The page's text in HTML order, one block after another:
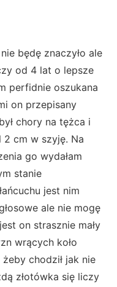
będę znaczyło ale
od 4 lat o lepsze
perfidnie oszukana
on przepisany
chory na tężca i
2 cm w szyję. Na
go wydałam
stanie
jest nim
ale nie mogę
on strasznie mały
wrących koło
chodził jak nie
złotówka się liczy